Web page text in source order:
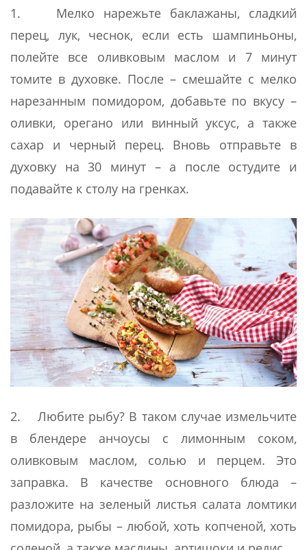
1. Мелко нарежьте баклажаны, сладкий
перец, лук, чеснок, если есть шампиньоны,
полейте все оливковым маслом и 7 минут
томите в духовке. После – смешайте с мелко
нарезанным помидором, добавьте по вкусу –
оливки, орегано или винный уксус, а также
сахар и черный перец. Вновь отправьте в
духовку на 30 минут – а после остудите и
подавайте к столу на гренках.
2. Любите рыбу? В таком случае измельчите
в блендере анчоусы с лимонным соком,
оливковым маслом, солью и перцем. Это
заправка. В качестве основного блюда –
разложите на зеленый листья салата ломтики
помидора, рыбы – любой, хоть копченой, хоть